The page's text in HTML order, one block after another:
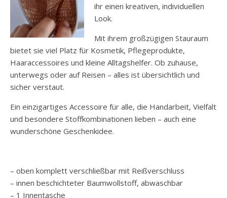
ihr einen kreativen, individuellen
Look.
Mit ihrem großzügigen Stauraum
bietet sie viel Platz für Kosmetik, Pflegeprodukte,
Haaraccessoires und kleine Alltagshelfer. Ob zuhause,
unterwegs oder auf Reisen – alles ist übersichtlich und
sicher verstaut.
Ein einzigartiges Accessoire für alle, die Handarbeit, Vielfalt
und besondere Stoffkombinationen lieben – auch eine
wunderschöne Geschenkidee.
– oben komplett verschließbar mit Reißverschluss
– innen beschichteter Baumwollstoff, abwaschbar
– 1 Innentasche